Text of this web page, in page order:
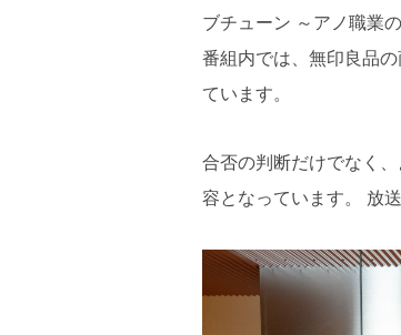
ブチューン ～アノ職業
番組内では、無印良品
ています。
合否の判断だけでなく
容となっています。 放